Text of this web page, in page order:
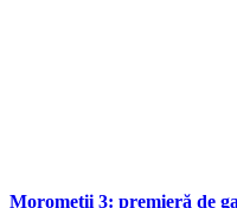
Moromeții 3: premieră de